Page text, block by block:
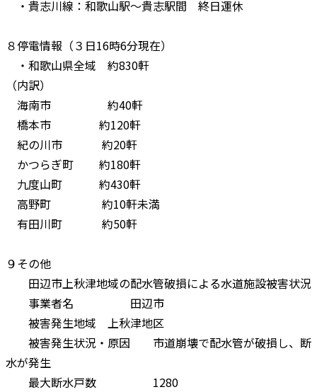
・貴志川線：和歌山駅～貴志駅間 終日運休
８停電情報（３日16時6分現在）
・和歌山県全域 約830軒
（内訳）
海南市 約40軒
橋本市 約120軒
紀の川市 約20軒
かつらぎ町 約180軒
九度山町 約430軒
高野町 約10軒未満
有田川町 約50軒
９その他
田辺市上秋津地域の配水管破損による水道施設被害状況
事業者名 田辺市
被害発生地域 上秋津地区
被害発生状況・原因 市道崩壊で配水管が破損し、断
水が発生
最大断水戸数 1280